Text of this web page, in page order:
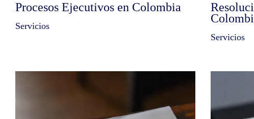
Procesos Ejecutivos en Colombia
Servicios
Servicios